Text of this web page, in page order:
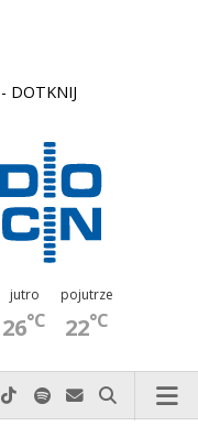
DOTKNIJ
jutro
26°C
pojutrze
22°C
do nas zadzwoń
na Facebook-u
nas na X
Odwiedź nas na Instagram-ie
Odwiedź nas na TikTok-u
Szukaj nas na Spotify
Wyślij do nas
Szukaj